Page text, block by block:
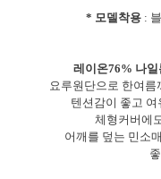
* 모델착용 :
레이온76% 나
요루원단으로 한여
텐션감이 좋고
체형커버에
어깨를 덮는 민소